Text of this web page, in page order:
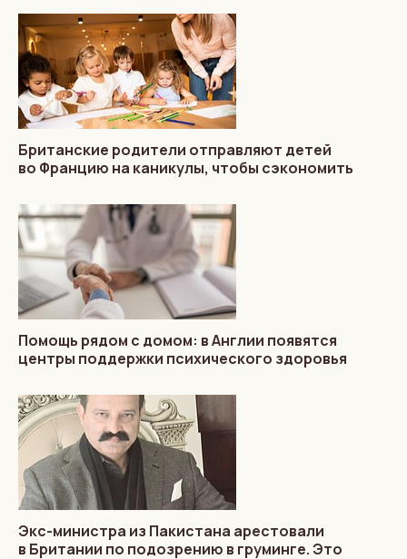
Британские родители отправляют детей
во Францию на каникулы, чтобы сэкономить
Помощь рядом с домом: в Англии появятся
центры поддержки психического здоровья
Экс-министра из Пакистана арестовали
в Британии по подозрению в груминге. Это